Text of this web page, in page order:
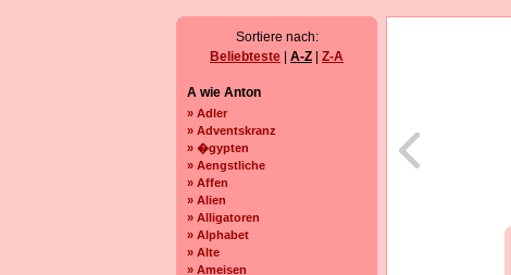
Sortiere nach:
Beliebteste
A-Z Z-A
A wie Anton
» Adler
» Adventskranz
» �gypten
» Aengstliche
» Affen
» Alien
» Alligatoren
» Alphabet
» Alte
» Ameisen